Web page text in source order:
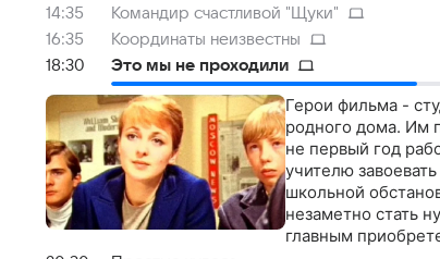
14:35
Командир счастливой "Щуки"
16:35
Координаты неизвестны
18:30
Это мы не проходили
Герои фильма -
родного дома. Им
не первый год
учителю
школьной
незаметно стать
главным